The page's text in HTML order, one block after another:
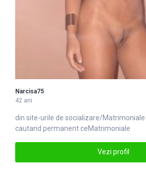
Narcisa75
42 ani
din site-urile de socializare/Matrimoniale
cautand permanent ceMatrimoniale
Vezi profil